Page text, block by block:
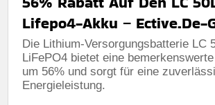
Lifepo4-Akku – Ective.De-
Die Lithium-Versorgungsbatterie LC
LiFePO4 bietet eine
um 56% und sorgt für eine
Energieleistung.